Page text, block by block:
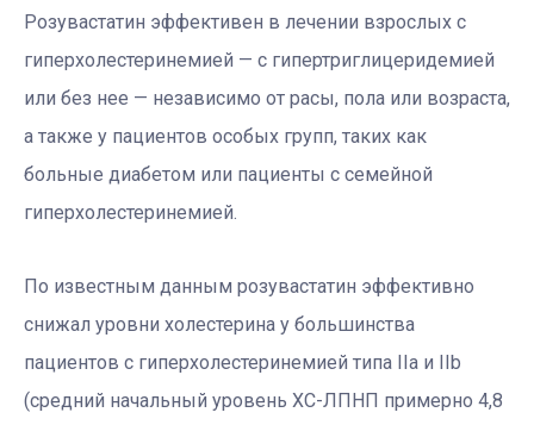
Розувастатин эффективен в лечении взрослых с
гиперхолестеринемией — с гипертриглицеридемией
или без нее — независимо от расы, пола или возраста,
а также у пациентов особых групп, таких как
больные диабетом или пациенты с семейной
гиперхолестеринемией.
По известным данным розувастатин эффективно
снижал уровни холестерина у большинства
пациентов с гиперхолестеринемией типа IIa и IIb
(средний начальный уровень ХС-ЛПНП примерно 4,8